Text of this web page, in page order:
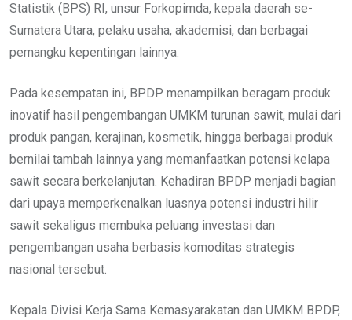
Statistik (BPS) RI, unsur Forkopimda, kepala daerah se-
Sumatera Utara, pelaku usaha, akademisi, dan berbagai
pemangku kepentingan lainnya.
Pada kesempatan ini, BPDP menampilkan beragam produk
inovatif hasil pengembangan UMKM turunan sawit, mulai dari
produk pangan, kerajinan, kosmetik, hingga berbagai produk
bernilai tambah lainnya yang memanfaatkan potensi kelapa
sawit secara berkelanjutan. Kehadiran BPDP menjadi bagian
dari upaya memperkenalkan luasnya potensi industri hilir
sawit sekaligus membuka peluang investasi dan
pengembangan usaha berbasis komoditas strategis
nasional tersebut.
Kepala Divisi Kerja Sama Kemasyarakatan dan UMKM BPDP,